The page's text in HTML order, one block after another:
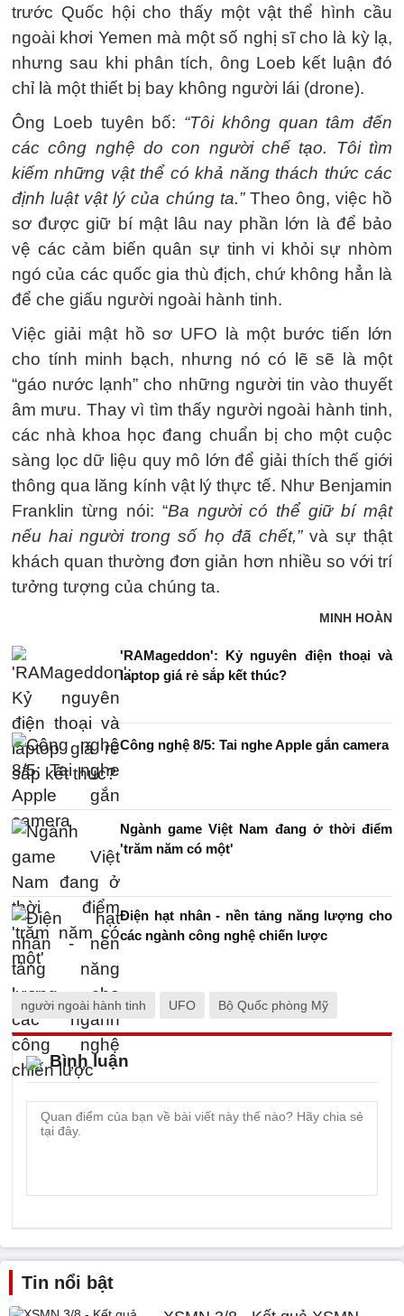
trước Quốc hội cho thấy một vật thể hình cầu
ngoài khơi Yemen mà một số nghị sĩ cho là kỳ lạ,
nhưng sau khi phân tích, ông Loeb kết luận đó
chỉ là một thiết bị bay không người lái (drone).
Ông Loeb tuyên bố: “Tôi không quan tâm đến
các công nghệ do con người chế tạo. Tôi tìm
kiếm những vật thể có khả năng thách thức các
định luật vật lý của chúng ta.”Theo ông, việc hồ
sơ được giữ bí mật lâu nay phần lớn là để bảo
vệ các cảm biến quân sự tinh vi khỏi sự nhòm
ngó của các quốc gia thù địch, chứ không hẳn là
để che giấu người ngoài hành tinh.
Việc giải mật hồ sơ UFO là một bước tiến lớn
cho tính minh bạch, nhưng nó có lẽ sẽ là một
“gáo nước lạnh” cho những người tin vào thuyết
âm mưu. Thay vì tìm thấy người ngoài hành tinh,
các nhà khoa học đang chuẩn bị cho một cuộc
sàng lọc dữ liệu quy mô lớn để giải thích thế giới
thông qua lăng kính vật lý thực tế. Như Benjamin
Franklin từng nói: “Ba người có thể giữ bí mật
nếu hai người trong số họ đã chết,”và sự thật
khách quan thường đơn giản hơn nhiều so với trí
tưởng tượng của chúng ta.
MINH HOÀN
'RAMageddon': Kỷ nguyên điện thoại và
laptop giá rẻ sắp kết thúc?
Công nghệ 8/5: Tai nghe Apple gắn camera
Ngành game Việt Nam đang ở thời điểm
'trăm năm có một'
Điện hạt nhân - nền tảng năng lượng cho
các ngành công nghệ chiến lược
người ngoài hành tinh UFO Bộ Quốc phòng Mỹ
Bình luận
Tin nổi bật